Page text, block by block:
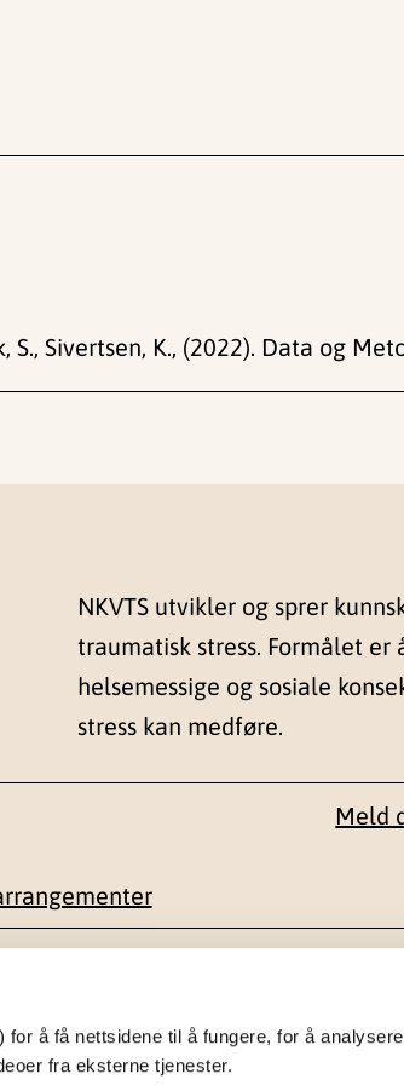
å få nettsidene til å fungere, for å analysere
fra eksterne tjenester.
S., Sivertsen, K., (2022). Data og
NKVTS utvikler og sprer
traumatisk stress. Formålet
helsemessige og sosiale
stress kan medføre.
Meld
22 59 55 00